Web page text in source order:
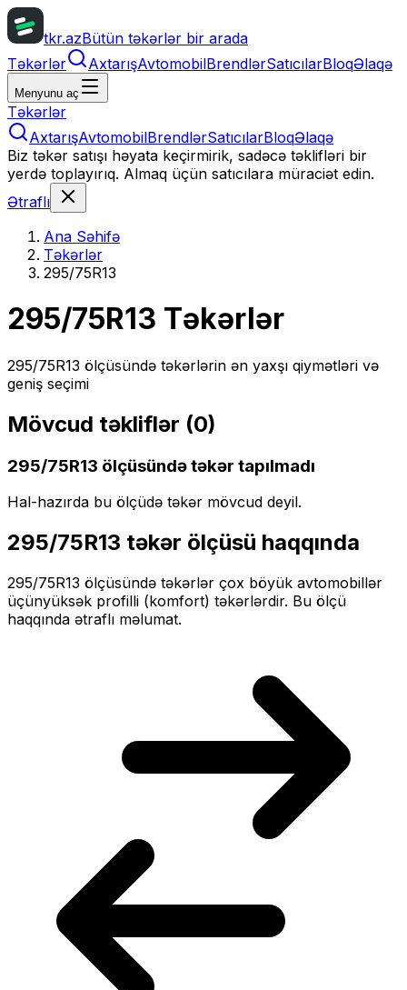
tkr.azBütün təkərlər bir arada
Təkərlər
AxtarışAvtomobilBrendlərSatıcılarBloqƏlaqə
Menyunu aç
Təkərlər
AxtarışAvtomobilBrendlərSatıcılarBloqƏlaqə
Biz təkər satışı həyata keçirmirik, sadəcə təklifləri bir
yerdə toplayırıq. Almaq üçün satıcılara müraciət edin.
Ətraflı
Ana Səhifə
Təkərlər
295/75R13
295/75R13 Təkərlər
295/75R13 ölçüsündə təkərlərin ən yaxşı qiymətləri və
geniş seçimi
Mövcud təkliflər (0)
295/75R13 ölçüsündə təkər tapılmadı
Hal-hazırda bu ölçüdə təkər mövcud deyil.
295/75R13 təkər ölçüsü haqqında
295/75R13 ölçüsündə təkərlər çox böyük avtomobillər
üçünyüksək profilli (komfort) təkərlərdir. Bu ölçü
haqqında ətraflı məlumat.